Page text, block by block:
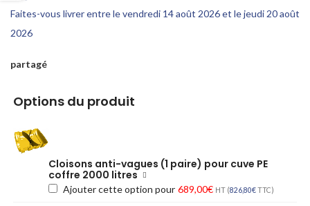
Faites-vous livrer entre le vendredi 14 août 2026 et le jeudi 20 août
2026
partagé
Options du produit
Cloisons anti-vagues (1 paire) pour cuve PE
coffre 2000 litres
Ajouter cette option pour 689,00€ HT (826,80€TTC)